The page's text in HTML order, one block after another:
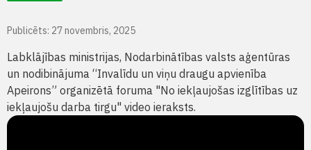
Publicēts: 27 novembris, 2025
Labklājības ministrijas, Nodarbinātības valsts aģentūras
un nodibinājuma “Invalīdu un viņu draugu apvienība
Apeirons” organizētā foruma "No iekļaujošas izglītības uz
iekļaujošu darba tirgu" video ieraksts.